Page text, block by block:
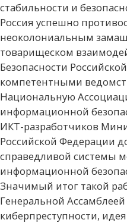
стабильности и
Россия успешно
неоколониальным
товарищеском
Безопасности
компетентными
Национальную
информационной
ИКТ-разработчиков
Российской Федерации
справедливой системы
информационной
Значимый итог такой
Генеральной
киберпреступности,